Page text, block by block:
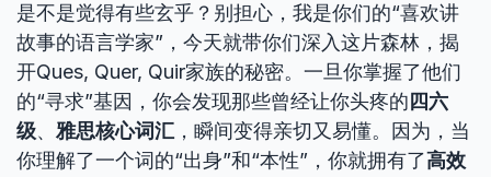
是不是觉得有些玄乎？别担心，我是你们的“喜欢讲
故事的语言学家”，今天就带你们深入这片森林，揭
开Ques, Quer, Quir家族的秘密。一旦你掌握了他们
的“寻求”基因，你会发现那些曾经让你头疼的 四六
级、 雅思核心词汇 ，瞬间变得亲切又易懂。因为，当
你理解了一个词的“出身”和“本性”，你就拥有了高效